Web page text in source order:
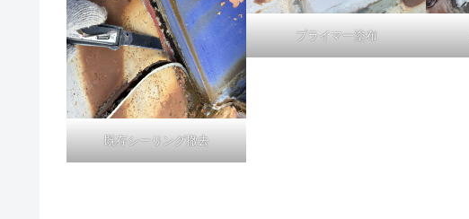
既存シーリング撤去
プライマー塗布